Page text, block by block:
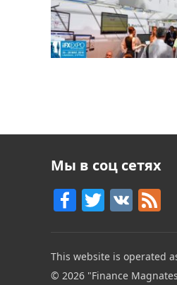
Мы в соц сетях
F
e
T
itt
er
V
e
d
This website is operated
© 2026 "Finance